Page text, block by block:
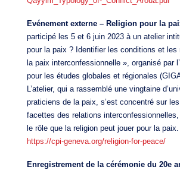
Evénement externe – Religion pour la
participé les 5 et 6 juin 2023 à un atelier
pour la paix ? Identifier les conditions et les
la paix interconfessionnelle », organisé par
pour les études globales et régionales
L’atelier, qui a rassemblé une vingtaine
praticiens de la paix, s’est concentré sur
facettes des relations
le rôle que la religion peut jouer pour la paix.
https://cpi-geneva.org/religion-for-peace/
Enregistrement de la cérémonie du 20e